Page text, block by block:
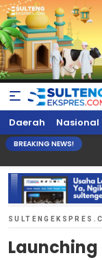
Berita Seputar
Sulteng
Daerah Nasional
BREAKING NEWS!
Launching